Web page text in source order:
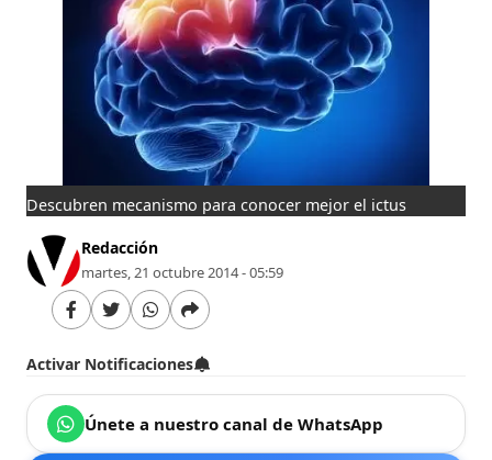
Descubren mecanismo para conocer mejor el ictus
Redacción
martes, 21 octubre 2014 - 05:59
Activar Notificaciones
Únete a nuestro canal de WhatsApp